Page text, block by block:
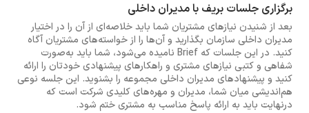
برگزاری جلسات بریف با مدیران داخلی
بعد از شنیدن نیازهای مشتریان شما باید خلاصه‌ای از آن را در اختیار
مدیران داخلی سازمان بگذارید و آن‌ها را از خواسته‌های مشتریان آگاه
کنید. در این جلسات که Brief نامیده می‌شود، شما باید به‌صورت
شفاهی و کتبی نیازهای مشتری و راهکارهای پیشنهادی خودتان را ارائه
کنید و پیشنهادهای مدیران داخلی مجموعه را بشنوید. این جلسه نوعی
هم‌اندیشی میان شما، مدیران و مهره‌های کلیدی شرکت است که
درنهایت باید به ارائه پاسخ مناسب به مشتری ختم شود.